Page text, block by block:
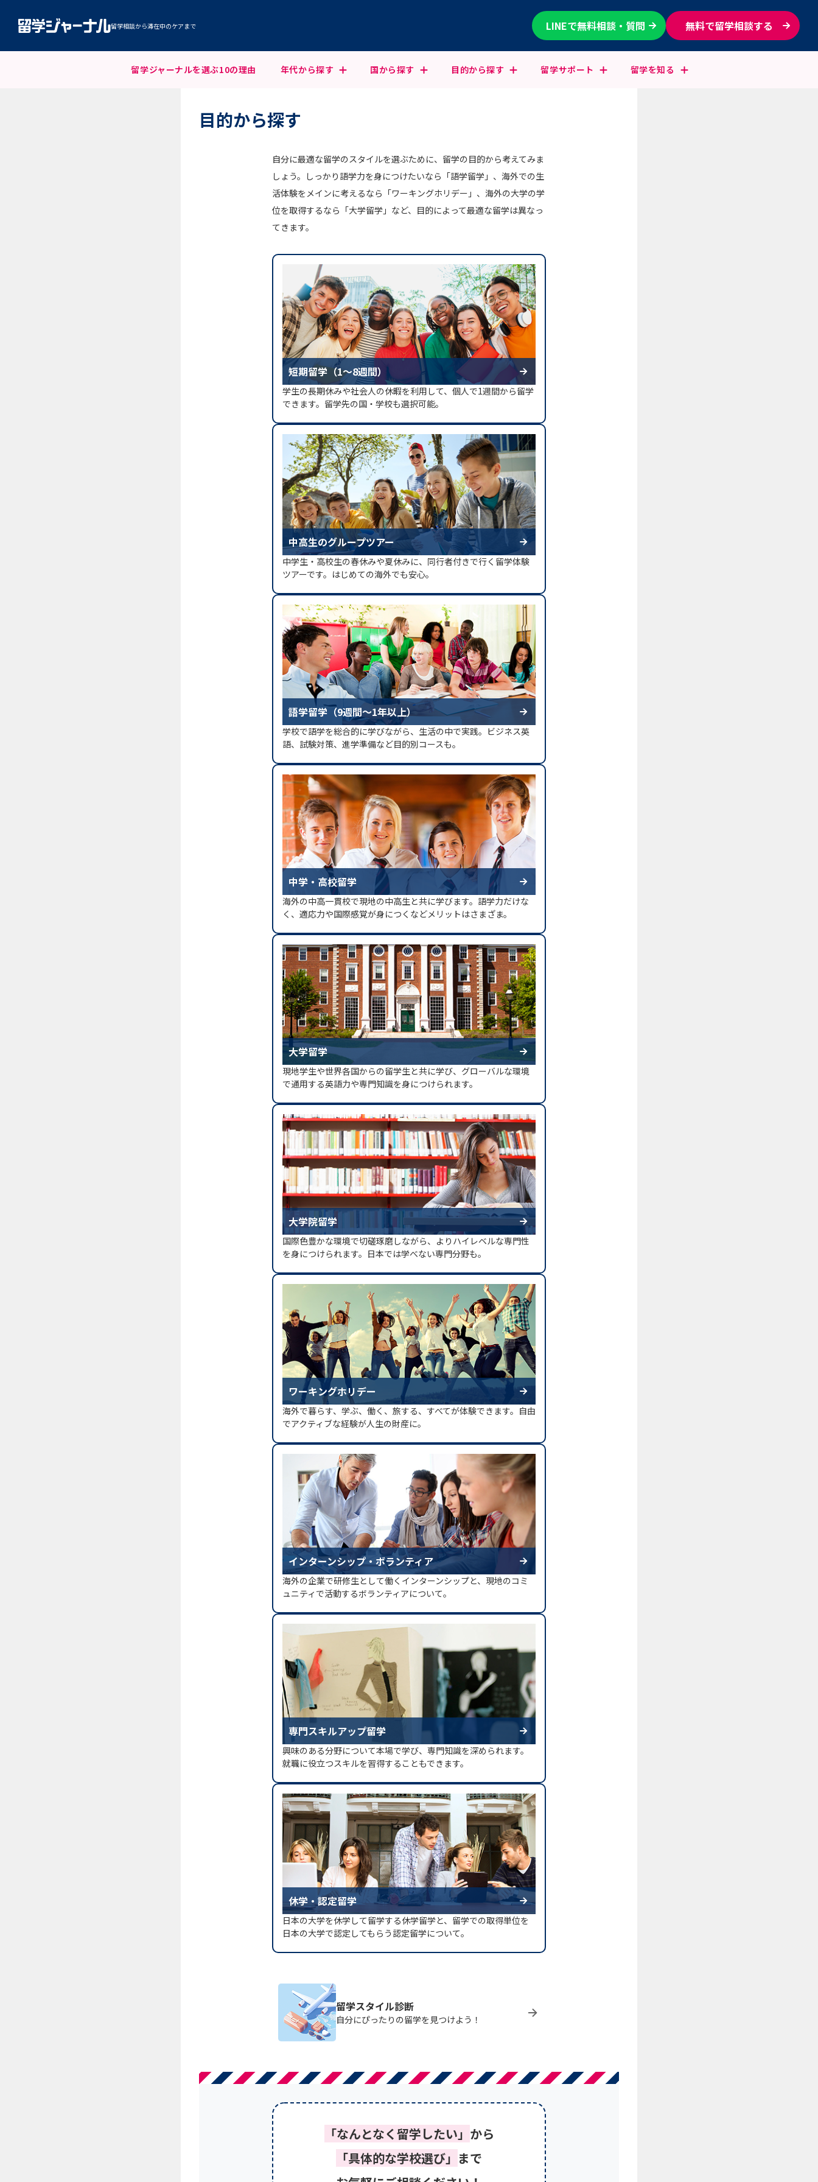
留学相談から滞在中のケアまで LINEで無料相談・質問 無料で留学相談する
留学ジャーナルを選ぶ10の理由 年代から探す 国から探す 目的から探す 留学サポート 留学を知る
目的から探す
自分に最適な留学のスタイルを選ぶために、留学の目的から考えてみま
しょう。しっかり語学力を身につけたいなら「語学留学」、海外での生
活体験をメインに考えるなら「ワーキングホリデー」、海外の大学の学
位を取得するなら「大学留学」など、目的によって最適な留学は異なっ
てきます。
短期留学（1～8週間）
学生の長期休みや社会人の休暇を利用して、個人で1週間から留学
できます。留学先の国・学校も選択可能。
中高生のグループツアー
中学生・高校生の春休みや夏休みに、同行者付きで行く留学体験
ツアーです。はじめての海外でも安心。
語学留学（9週間～1年以上）
学校で語学を総合的に学びながら、生活の中で実践。ビジネス英
語、試験対策、進学準備など目的別コースも。
中学・高校留学
海外の中高一貫校で現地の中高生と共に学びます。語学力だけな
く、適応力や国際感覚が身につくなどメリットはさまざま。
大学留学
現地学生や世界各国からの留学生と共に学び、グローバルな環境
で通用する英語力や専門知識を身につけられます。
大学院留学
国際色豊かな環境で切磋琢磨しながら、よりハイレベルな専門性
を身につけられます。日本では学べない専門分野も。
ワーキングホリデー
海外で暮らす、学ぶ、働く、旅する、すべてが体験できます。自由
でアクティブな経験が人生の財産に。
インターンシップ・ボランティア
海外の企業で研修生として働くインターンシップと、現地のコミ
ュニティで活動するボランティアについて。
専門スキルアップ留学
興味のある分野について本場で学び、専門知識を深められます。
就職に役立つスキルを習得することもできます。
休学・認定留学
日本の大学を休学して留学する休学留学と、留学での取得単位を
日本の大学で認定してもらう認定留学について。
留学スタイル診断
自分にぴったりの留学を見つけよう！
「なんとなく留学したい」 から
「具体的な学校選び」 まで